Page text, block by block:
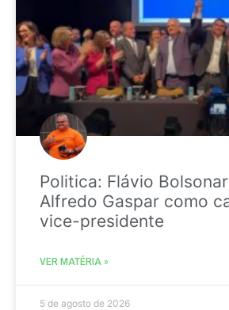
Politica: Flávio
Alfredo Gaspar como
vice-presidente
VER MATÉRIA »
5 de agosto de 2026